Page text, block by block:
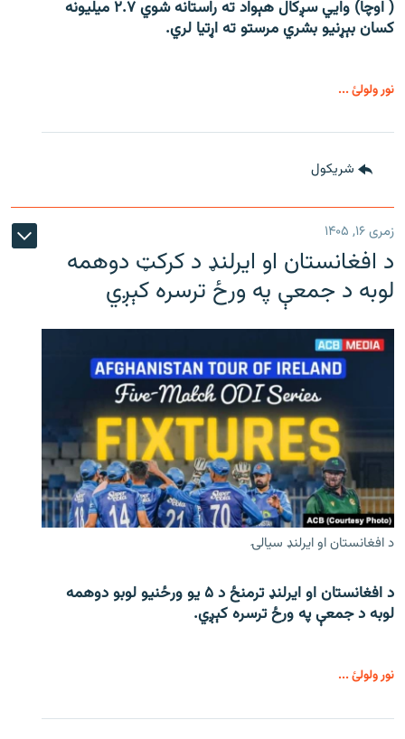
( اوچا) وايي سږکال هېواد ته راستانه شوي ۲.۷ میلیونه
کسان بېړنیو بشري مرستو ته اړتیا لري.
نور ولولئ ...
شريکول
زمری ۱۶, ۱۴۰۵
د افغانستان او ایرلنډ د کرکټ دوهمه
لوبه د جمعې په ورځ ترسره کېږي
د افغانستان او ایرلنډ سیالۍ
د افغانستان او ایرلنډ ترمنځ د ۵ یو ورځنیو لوبو دوهمه
لوبه د جمعې په ورځ ترسره کېږي.
نور ولولئ ...